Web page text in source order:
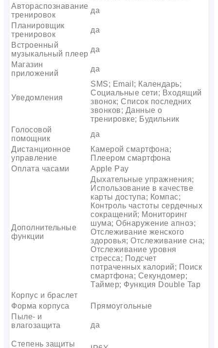
Автораспознавание
тренировок
да
Планировщик
тренировок
да
Встроенный
музыкальный плеер
да
Магазин
приложений
да
Уведомления
SMS; Email; Календарь;
Социальные сети; Входящий
звонок; Список последних
звонков; Данные о
тренировке; Будильник
Голосовой
помощник
да
Дистанционное
управление
Камерой смартфона;
Плеером смартфона
Оплата часами
Apple Pay
Дополнительные
функции
Дыхательные упражнения;
Использование в качестве
карты доступа; Компас;
Контроль частоты сердечных
сокращений; Мониторинг
шума; Обнаружение апноэ;
Отслеживание женского
здоровья; Отслеживание сна;
Отслеживание уровня
стресса; Подсчет
потраченных калорий; Поиск
смартфона; Секундомер;
Таймер; Функция Double Tap
Корпус и браслет
Форма корпуса
Прямоугольные
Пыле- и
влагозащита
да
Степень защиты